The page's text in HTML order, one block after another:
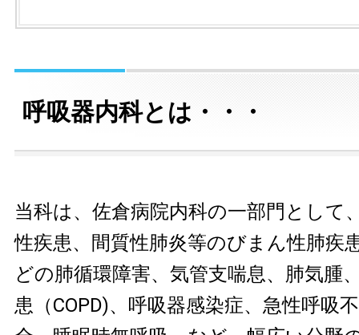
呼吸器内科とは・・・
当科は、佐倉病院内科の一部門として
性疾患、間質性肺炎等のびまん性肺疾
どの肺循環障害、気管支喘息、肺気腫
患（COPD)、呼吸器感染症、急性呼吸